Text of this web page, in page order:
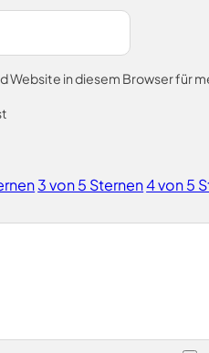
Website in diesem Browser für
3 von 5 Sternen4 von 5